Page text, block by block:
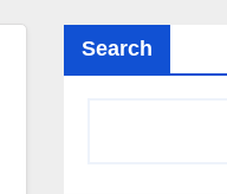
Search